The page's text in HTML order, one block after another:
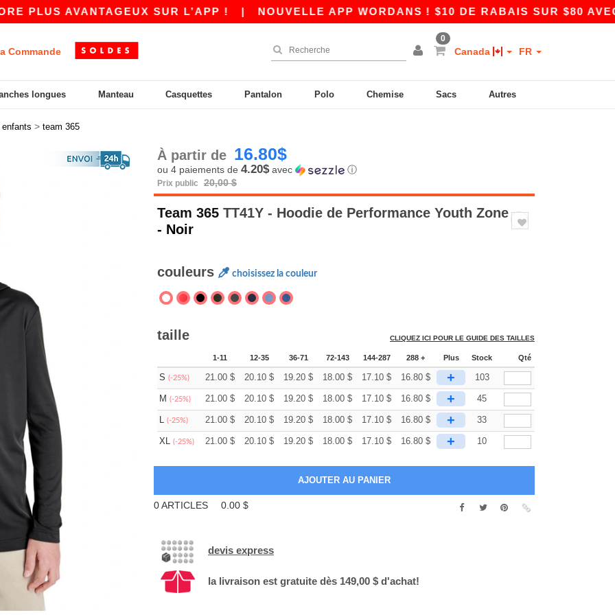
AVANTAGEUX SUR L’APP ! |NOUVELLE APP WORDANS ! $10 DE RABAIS SUR $80 AVEC LE
Commande
0
Canada FR
longues Manteau Casquettes Pantalon Polo Chemise Sacs Autres
enfants > team 365
À partir de 16.80$
ou 4 paiements de 4.20$avec ⓘ
Prix public 20,00 $
Team 365 TT41Y - Hoodie de Performance Youth Zone
- Noir
couleurs choisissez la couleur
taille CLIQUEZ ICI POUR LE GUIDE DES TAILLES
1-11 12-35 36-71 72-143 144-287 288 + Plus Stock Qté
S (-25%) 21.00 $ 20.10 $ 19.20 $ 18.00 $ 17.10 $ 16.80 $ + 103
M (-25%) 21.00 $ 20.10 $ 19.20 $ 18.00 $ 17.10 $ 16.80 $ + 45
L (-25%) 21.00 $ 20.10 $ 19.20 $ 18.00 $ 17.10 $ 16.80 $ + 33
XL (-25%) 21.00 $ 20.10 $ 19.20 $ 18.00 $ 17.10 $ 16.80 $ + 10
0ARTICLES 0.00 $
devis express
la livraison est gratuite dès 149,00 $ d'achat!